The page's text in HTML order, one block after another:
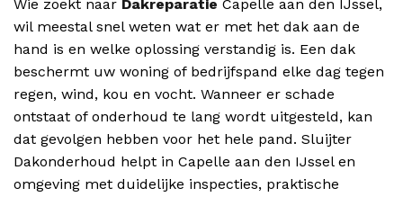
Wie zoekt naar Dakreparatie Capelle aan den IJssel,
wil meestal snel weten wat er met het dak aan de
hand is en welke oplossing verstandig is. Een dak
beschermt uw woning of bedrijfspand elke dag tegen
regen, wind, kou en vocht. Wanneer er schade
ontstaat of onderhoud te lang wordt uitgesteld, kan
dat gevolgen hebben voor het hele pand. Sluijter
Dakonderhoud helpt in Capelle aan den IJssel en
omgeving met duidelijke inspecties, praktische